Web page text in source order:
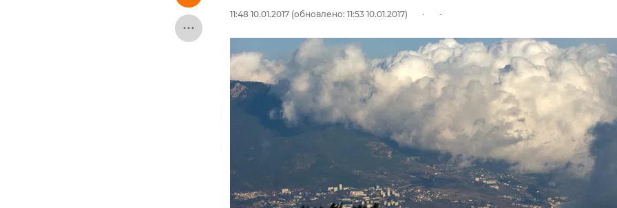
11:48 10.01.2017 (обновлено: 11:53 10.01.2017)